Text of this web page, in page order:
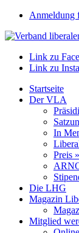
Anmeldung
Link zu
Link zu
Startseite
Der VLA
In
Preis
Die LHG
Magazin
Mitglied